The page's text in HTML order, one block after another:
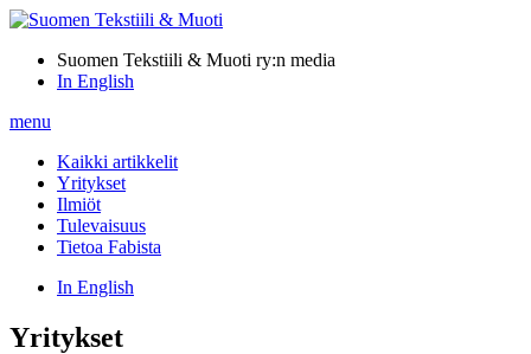
Suomen Tekstiili & Muoti ry:n media
In English
menu
Kaikki artikkelit
Yritykset
Ilmiöt
Tulevaisuus
Tietoa Fabista
In English
Yritykset